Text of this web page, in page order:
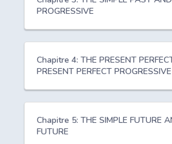
PROGRESSIVE
Chapitre 4: THE PRESENT
PRESENT PERFECT PROGRESSIVE
Chapitre 5: THE SIMPLE FUTURE
FUTURE